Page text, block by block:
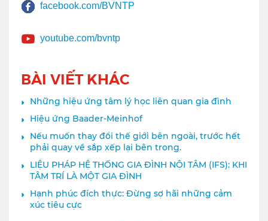
facebook.com/BVNTP
youtube.com/bvntp
BÀI VIẾT KHÁC
Những hiệu ứng tâm lý học liên quan gia đình
Hiệu ứng Baader-Meinhof
Nếu muốn thay đổi thế giới bên ngoài, trước hết
phải quay về sắp xếp lại bên trong.
LIỆU PHÁP HỆ THỐNG GIA ĐÌNH NỘI TÂM (IFS): KHI
TÂM TRÍ LÀ MỘT GIA ĐÌNH
Hạnh phúc đích thực: Đừng sợ hãi những cảm
xúc tiêu cực